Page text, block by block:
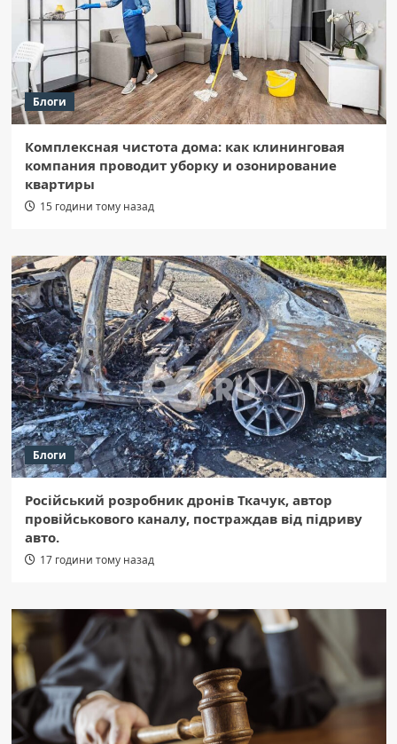
Блоги
Комплексная чистота дома: как клининговая
компания проводит уборку и озонирование
квартиры
15 години тому назад
Блоги
Російський розробник дронів Ткачук, автор
провійськового каналу, постраждав від підриву
авто.
17 години тому назад